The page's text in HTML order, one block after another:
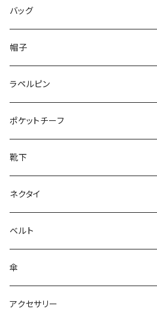
50/XL～
48/L
50/XL～
46/M
48/L
50/XL～
～25.5cm
26cm～
27cm～
28cm～
バッグ
帽子
ラペルピン
ポケットチーフ
靴下
ネクタイ
ベルト
傘
アクセサリー